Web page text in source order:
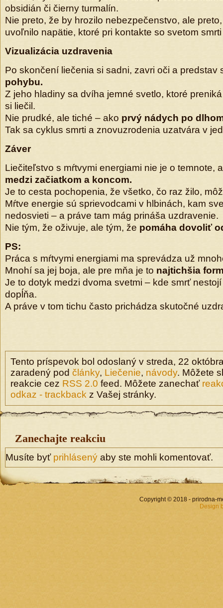
obsidián či čierny turmalín.
Nie preto, že by hrozilo nebezpečenstvo, ale
uvoľnilo napätie, ktoré pri kontakte so svetom
Vizualizácia uzdravenia
Po skončení liečenia si sadni, zavri oči a predstav
pohybu.
Z jeho hladiny sa dvíha jemné svetlo, ktoré
si liečil.
Nie prudké, ale tiché – ako prvý nádych po
Tak sa cyklus smrti a znovuzrodenia uzatvára v
Záver
Liečiteľstvo s mŕtvymi energiami nie je o temnote,
medzi začiatkom a koncom.
Je to cesta pochopenia, že všetko, čo raz žilo,
Mŕtve energie sú sprievodcami v hlbinách, kam
nedosvieti – a práve tam mág prináša uzdravenie.
Nie tým, že oživuje, ale tým, že pomáha dovoliť
PS:
Práca s mŕtvymi energiami ma sprevádza už
Mnohí sa jej boja, ale pre mňa je to najtichšia
Je to dotyk medzi dvoma svetmi – kde smrť
dopĺňa.
A práve v tom tichu často prichádza skutočné
Tento príspevok bol odoslaný v streda, 22
zaradený pod články, Liečenie, návody. Môžete
reakcie cez RSS 2.0 feed. Môžete zanechať
odkaz - trackback z Vašej stránky.
Zanechajte reakciu
Musíte byť prihlásený aby ste mohli komentovať.
Copyright © 2018 - prirodna-
Design